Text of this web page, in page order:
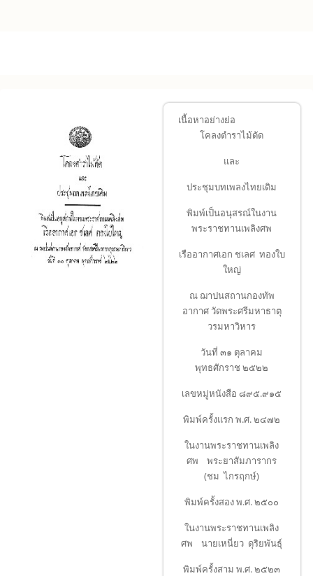
เนื้อหาอย่างย่อ
โคลงตำราไม้ดัด
และ
ประชุมบทเพลงไทยเดิม
พิมพ์เป็นอนุสรณ์ในงาน
พระราชทานเพลิงศพ
เรืออากาศเอก ชเลศ ทองใบ
ใหญ่
ณ ฌาปนสถานกองทัพ
อากาศ วัดพระศรีมหาธาตุ
วรมหาวิหาร
วันที่ ๓๑ ตุลาคม
พุทธศักราช ๒๕๒๒
เลขหมู่หนังสือ ๘๙๕.๙๑๕
พิมพ์ครั้งแรก พ.ศ. ๒๔๗๒
ในงานพระราชทานเพลิง
ศพ พระยาสัมภารากร
(ชม ไกรฤกษ์)
พิมพ์ครั้งสอง พ.ศ. ๒๕๐๐
ในงานพระราชทานเพลิง
ศพ นายเหนี่ยว ดุริยพันธุ์
พิมพ์ครั้งสาม พ.ศ. ๒๕๒๓